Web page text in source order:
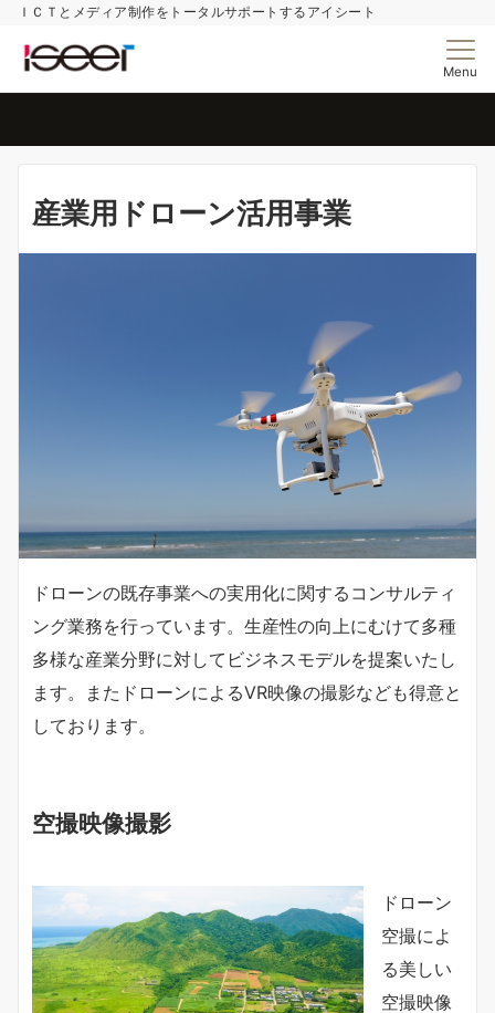
ＩＣＴとメディア制作をトータルサポートするアイシート
Menu
産業用ドローン活用事業
ドローンの既存事業への実用化に関するコンサルティ
ング業務を行っています。生産性の向上にむけて多種
多様な産業分野に対してビジネスモデルを提案いたし
ます。またドローンによるVR映像の撮影なども得意と
しております。
空撮映像撮影
ドローン
空撮によ
る美しい
空撮映像